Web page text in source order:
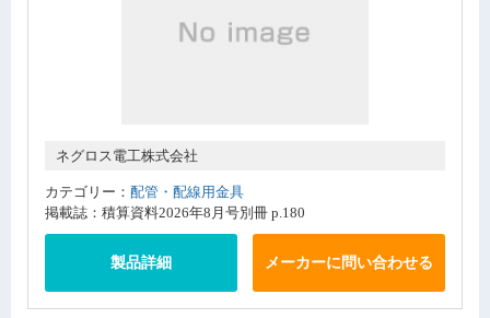
ネグロス電工株式会社
カテゴリー： 配管・配線用金具
掲載誌：積算資料2026年8月号別冊 p.180
製品詳細 メーカーに問い合わせる